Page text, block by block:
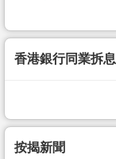
香港銀行同業拆息
按揭新聞